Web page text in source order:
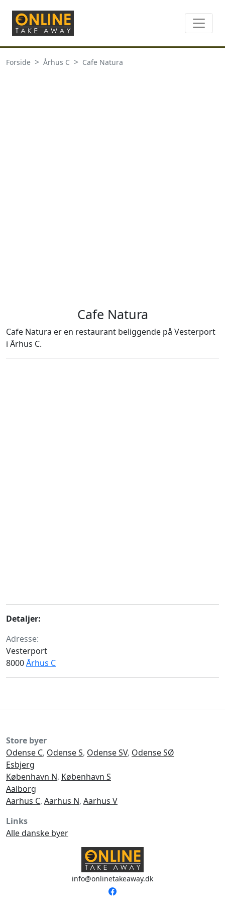
Forside Århus C Cafe Natura
Cafe Natura
Cafe Natura er en restaurant beliggende på Vesterport
i Århus C.
Detaljer:
Adresse:
Vesterport
8000Århus C
Store byer
Odense C, Odense S, Odense SV, Odense SØ
Esbjerg
København N, København S
Aalborg
Aarhus C, Aarhus N, Aarhus V
Links
Alle danske byer
info@onlinetakeaway.dk